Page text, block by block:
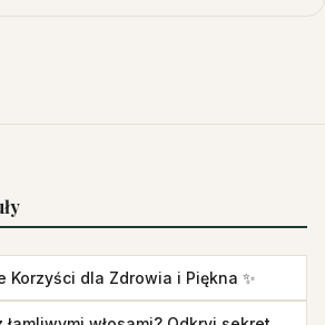
Korzyści dla Zdrowia i Piękna ✨